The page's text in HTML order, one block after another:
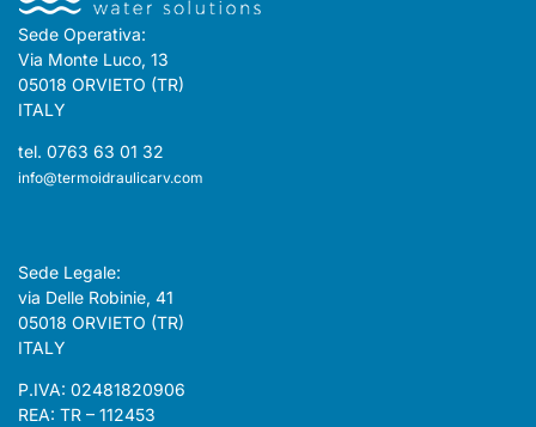
Sede Operativa:
Via Monte Luco, 13
05018 ORVIETO (TR)
ITALY
tel. 0763 63 01 32
info@termoidraulicarv.com
Sede Legale:
via Delle Robinie, 41
05018 ORVIETO (TR)
ITALY
P.IVA: 02481820906
REA: TR – 112453